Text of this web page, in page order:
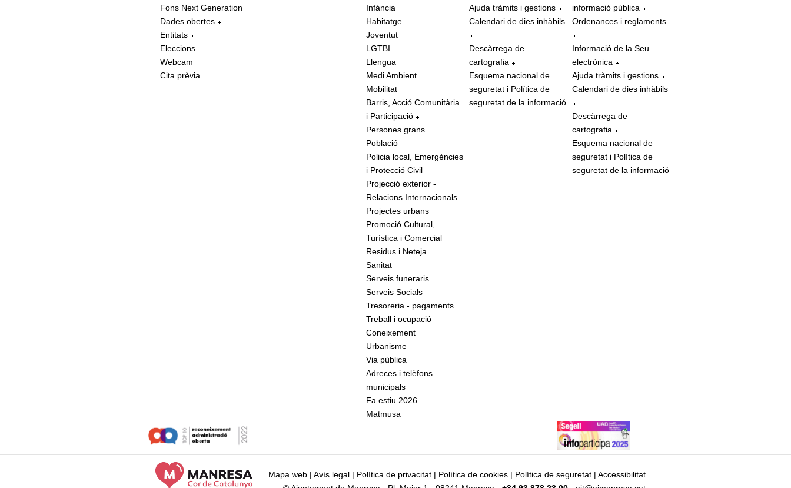
Fons Next Generation
Dades obertes
Entitats
Eleccions
Webcam
Cita prèvia
Infància
Habitatge
Joventut
LGTBI
Llengua
Medi Ambient
Mobilitat
Barris, Acció Comunitària
i Participació
Persones grans
Població
Policia local, Emergències
i Protecció Civil
Projecció exterior -
Relacions Internacionals
Projectes urbans
Promoció Cultural,
Turística i Comercial
Residus i Neteja
Sanitat
Serveis funeraris
Serveis Socials
Tresoreria - pagaments
Treball i ocupació
Coneixement
Urbanisme
Via pública
Adreces i telèfons
municipals
Fa estiu 2026
Matmusa
Ajuda tràmits i gestions
Calendari de dies inhàbils
Descàrrega de
cartografia
Esquema nacional de
seguretat i Política de
seguretat de la informació
informació pública
Ordenances i reglaments
Informació de la Seu
electrònica
Ajuda tràmits i gestions
Calendari de dies inhàbils
Descàrrega de
cartografia
Esquema nacional de
seguretat i Política de
seguretat de la informació
Mapa web | Avís legal | Política de privacitat | Política de cookies | Política de seguretat | Accessibilitat